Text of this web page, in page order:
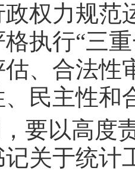
权力规范
执行“三
、合法性
民主性和
要以高度
关于统计